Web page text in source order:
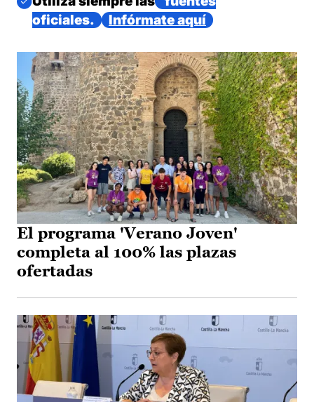
oficiales.
Infórmate aquí
El programa 'Verano Joven'
completa al 100% las plazas
ofertadas